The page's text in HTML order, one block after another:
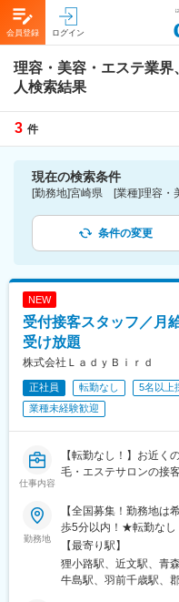
会員登録 ログイン
理容・美容・エステ業界
人検索結果
3 件
現在の検索条件
条件の変更
NEW
受付接客スタッフ／月
受け放題
株式会社ＬａｄｙＢｉｒｄ
正社員 転勤なし 5名以上
業種未経験歓迎
仕事内容
【転勤なし！】お近く
毛・エステサロンの接
勤務地
【全国募集！勤務地
歩5分以内！★転勤なし
『銀座グラティア』で
東北エリア北海道／青
福島県■関東エリア東京
【最寄り駅】
狸小路駅、近文駅、青
牛島駅、羽前千歳駅、